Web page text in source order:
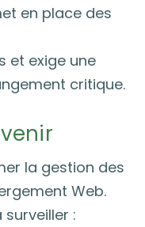
en place des
et exige une
critique.
la gestion des
Web.
: